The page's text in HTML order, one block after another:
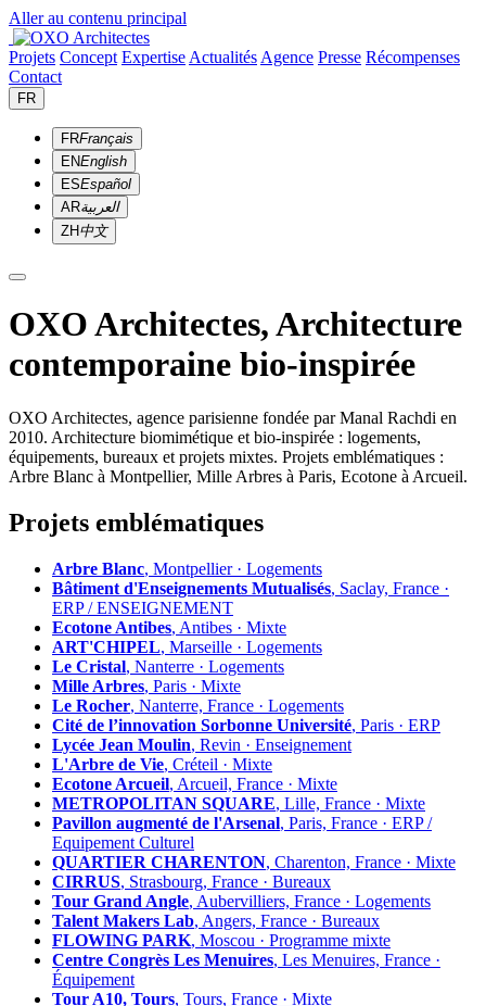
Aller au contenu principal
Projets Concept Expertise Actualités Agence Presse Récompenses
Contact
FR
FRFrançais
ENEnglish
ESEspañol
ARالعربية
ZH中文
OXO Architectes, Architecture
contemporaine bio-inspirée
OXO Architectes, agence parisienne fondée par Manal Rachdi en
2010. Architecture biomimétique et bio-inspirée : logements,
équipements, bureaux et projets mixtes. Projets emblématiques :
Arbre Blanc à Montpellier, Mille Arbres à Paris, Ecotone à Arcueil.
Projets emblématiques
Arbre Blanc, Montpellier · Logements
Bâtiment d'Enseignements Mutualisés, Saclay, France ·
ERP / ENSEIGNEMENT
Ecotone Antibes, Antibes · Mixte
ART'CHIPEL, Marseille · Logements
Le Cristal, Nanterre · Logements
Mille Arbres, Paris · Mixte
Le Rocher, Nanterre, France · Logements
Cité de l’innovation Sorbonne Université, Paris · ERP
Lycée Jean Moulin, Revin · Enseignement
L'Arbre de Vie, Créteil · Mixte
Ecotone Arcueil, Arcueil, France · Mixte
METROPOLITAN SQUARE, Lille, France · Mixte
Pavillon augmenté de l'Arsenal, Paris, France · ERP /
Equipement Culturel
QUARTIER CHARENTON, Charenton, France · Mixte
CIRRUS, Strasbourg, France · Bureaux
Tour Grand Angle, Aubervilliers, France · Logements
Talent Makers Lab, Angers, France · Bureaux
FLOWING PARK, Moscou · Programme mixte
Centre Congrès Les Menuires, Les Menuires, France ·
Équipement
Tour A10, Tours, Tours, France · Mixte